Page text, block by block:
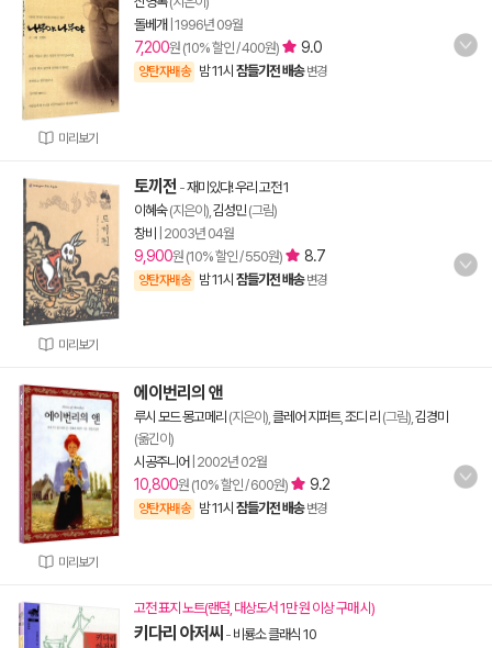
미리보기
돌베개 1996년 09월
7,200원 (10% 할인 / 400원) 9.0
양탄자배송 밤 11시 잠들기전 배송 변경
미리보기
토끼전 -재미있다! 우리 고전 1
이혜숙(지은이), 김성민(그림)
창비
2003년 04월
9,900원 (10% 할인 / 550원) 8.7
양탄자배송 밤 11시 잠들기전 배송 변경
미리보기
에이번리의 앤
루시 모드 몽고메리 (지은이), 클레어 지퍼트, 조디 리 (그림), 김경미
(옮긴이)
시공주니어 2002년 02월
10,800원 (10% 할인 / 600원) 9.2
양탄자배송 밤 11시 잠들기전 배송 변경
고전 표지 노트(랜덤, 대상도서 1만 원 이상 구매 시)
키다리 아저씨 - 비룡소 클래식 10